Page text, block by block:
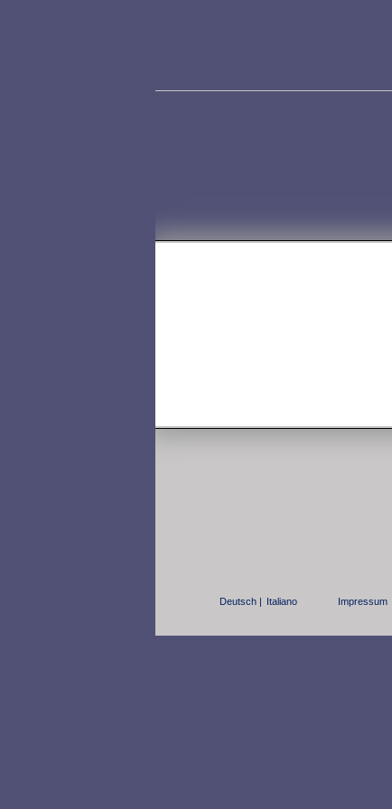
Deutsch | Italiano Impressum